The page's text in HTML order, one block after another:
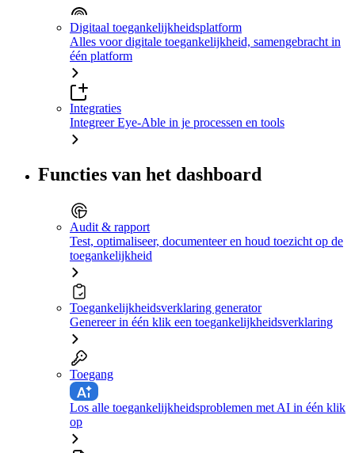
Digitaal toegankelijkheidsplatform
Alles voor digitale toegankelijkheid, samengebracht in
één platform
Integraties
Integreer Eye-Able in je processen en tools
Functies van het dashboard
Audit & rapport
Test, optimaliseer, documenteer en houd toezicht op de
toegankelijkheid
Toegankelijkheidsverklaring generator
Genereer in één klik een toegankelijkheidsverklaring
Toegang
Los alle toegankelijkheidsproblemen met AI in één klik
op